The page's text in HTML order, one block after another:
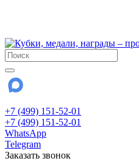
+7 (499) 151-52-01
+7 (499) 151-52-01
WhatsApp
Telegram
Заказать звонок